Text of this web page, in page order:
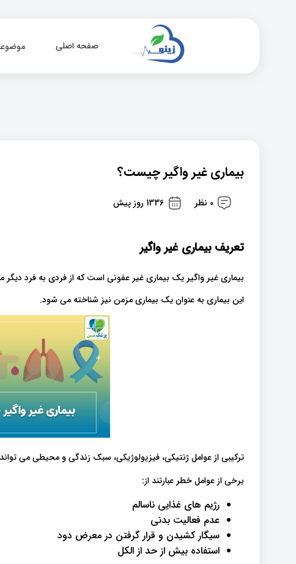
صفحه اصلی
بیماری غیر واگیر چیست؟
0 نظر 1336 روز پیش
تعریف بیماری غیر واگیر
بیماری غیر واگیر یک بیماری غیر عفونی است که از فردی به فرد
این بیماری به عنوان یک بیماری مزمن نیز شناخته می شود.
ترکیبی از عوامل ژنتیکی، فیزیولوژیکی، سبک زندگی و محیطی می
برخی از عوامل خطر عبارتند از:
رژیم های غذایی ناسالم
عدم فعالیت بدنی
سیگار کشیدن و قرار گرفتن در معرض دود
استفاده بیش از حد از الکل